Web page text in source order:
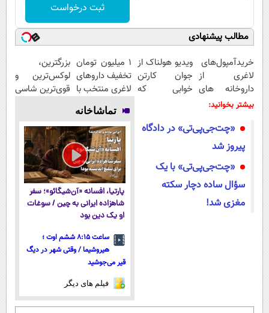
ثبت درخواست
مطالب پیشنهادی
خریدآمپول‌های
لاغری از
داروخانه های
اطرافت، ارسال
پک یخ!
ویدیو هولناک از
جوان کارتن
خوابی که
۱ میلیون تومان
تخفیف داروهای
لاغری منتخب با
ارسال از
داروخانه
نزدیکت
بزرگترین،
لوکس‌ترین و
قوی‌ترین شاسی
شد
بیشتر بخوانید:
«چت‌جی‌پی‌تی» در دادگاه
پیروز شد
«چت‌جی‌پی‌تی» با یک
سؤال ساده دچار سکته
مغزی شد!
تماشاخانه
پارتیا، افسانه «آن‌شیگائو»؛ سفر
شاهزاده ایرانی به چین / سوغات
او یک دین بود
ساعت ۸:۱۵ ششم اوت ؛
هیروشیما / وقتی شهر در دیگ
قیر می‌جوشید
فیلم های دیگر